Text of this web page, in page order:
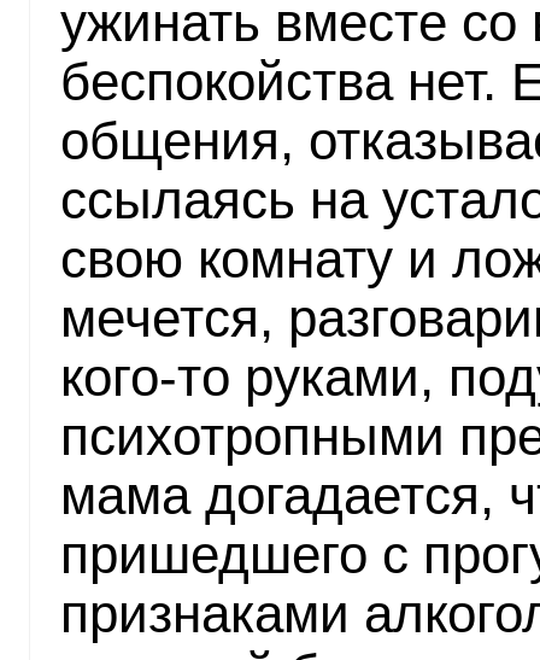
ужинать вместе
беспокойства нет.
общения,
ссылаясь на
свою комнату и
мечется,
кого-то руками,
психотропными
мама догадается,
пришедшего с
признаками